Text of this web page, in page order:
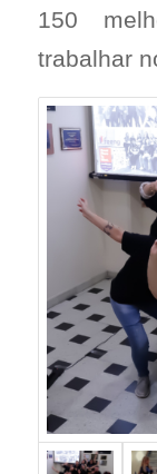
150
trabalhar